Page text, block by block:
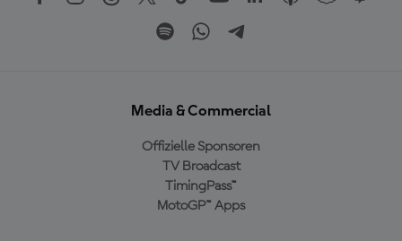
Media & Commercial
Offizielle Sponsoren
TV Broadcast
TimingPass™
MotoGP™ Apps